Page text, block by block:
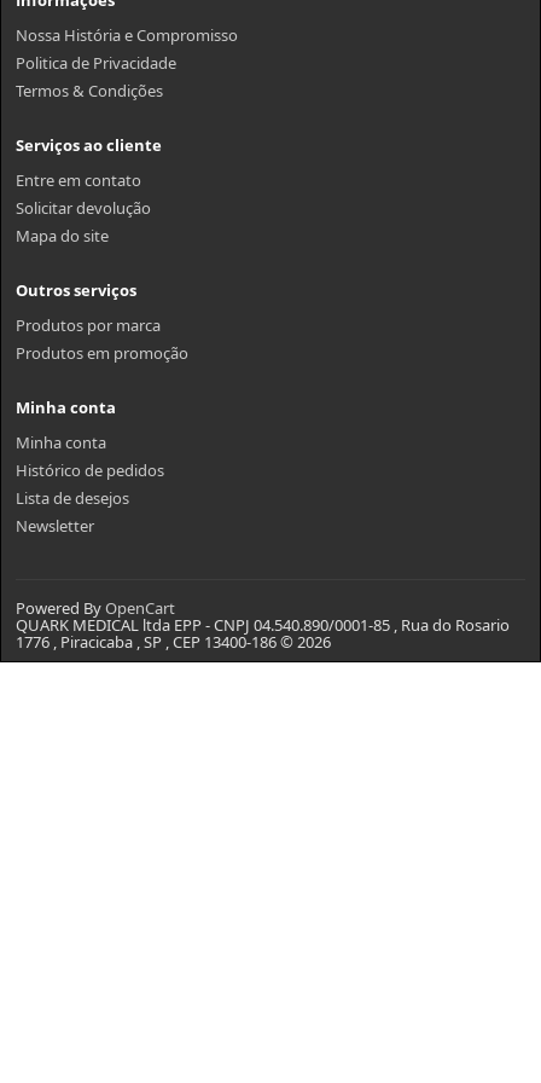
Nossa História e Compromisso
Politica de Privacidade
Termos & Condições
Serviços ao cliente
Entre em contato
Solicitar devolução
Mapa do site
Outros serviços
Produtos por marca
Produtos em promoção
Minha conta
Minha conta
Histórico de pedidos
Lista de desejos
Newsletter
Powered ByOpenCart
QUARK MEDICAL ltda EPP - CNPJ 04.540.890/0001-85 , Rua do Rosario
1776 , Piracicaba , SP , CEP 13400-186 © 2026